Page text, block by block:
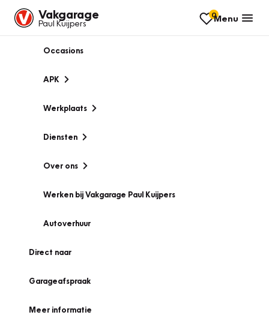
Vakgarage
Paul Kuijpers
0Menu
Occasions
APK
Werkplaats
Diensten
Over ons
Werken bij Vakgarage Paul Kuijpers
Autoverhuur
Direct naar
Garageafspraak
Meer informatie